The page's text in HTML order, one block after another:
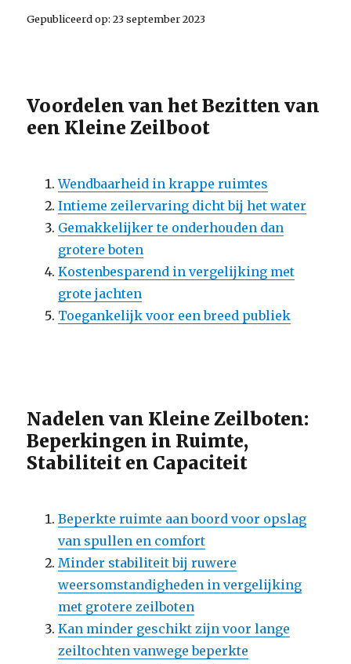
Gepubliceerd op: 23 september 2023
Voordelen van het Bezitten van
een Kleine Zeilboot
Wendbaarheid in krappe ruimtes
Intieme zeilervaring dicht bij het water
Gemakkelijker te onderhouden dan
grotere boten
Kostenbesparend in vergelijking met
grote jachten
Toegankelijk voor een breed publiek
Nadelen van Kleine Zeilboten:
Beperkingen in Ruimte,
Stabiliteit en Capaciteit
Beperkte ruimte aan boord voor opslag
van spullen en comfort
Minder stabiliteit bij ruwere
weersomstandigheden in vergelijking
met grotere zeilboten
Kan minder geschikt zijn voor lange
zeiltochten vanwege beperkte